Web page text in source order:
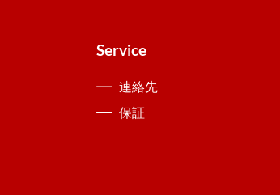
Service
連絡先
保証